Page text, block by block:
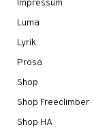
Impressum
Luma
Lyrik
Prosa
Shop
Shop Freeclimber
Shop HA